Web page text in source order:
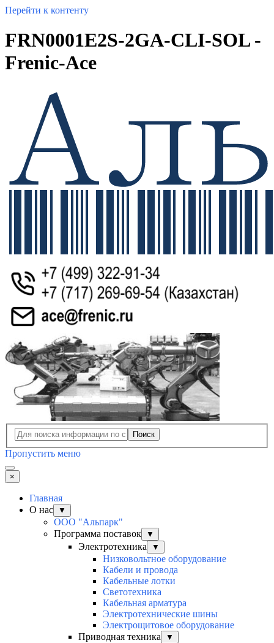
Перейти к контенту
FRN0001E2S-2GA-CLI-SOL -
Frenic-Ace
Поиск
Пропустить меню
×
Главная
О нас
▼
ООО "Альпарк"
Программа поставок
▼
Электротехника ▼
Низковольтное оборудование
Кабели и провода
Кабельные лотки
Светотехника
Кабельная арматура
Электротехнические шины
Электрощитовое оборудование
Приводная техника
▼